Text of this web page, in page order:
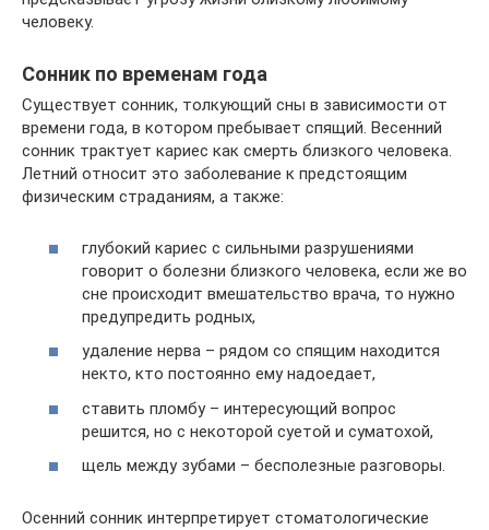
человеку.
Сонник по временам года
Существует сонник, толкующий сны в зависимости от
времени года, в котором пребывает спящий. Весенний
сонник трактует кариес как смерть близкого человека.
Летний относит это заболевание к предстоящим
физическим страданиям, а также:
глубокий кариес с сильными разрушениями
говорит о болезни близкого человека, если же во
сне происходит вмешательство врача, то нужно
предупредить родных,
удаление нерва – рядом со спящим находится
некто, кто постоянно ему надоедает,
ставить пломбу – интересующий вопрос
решится, но с некоторой суетой и суматохой,
щель между зубами – бесполезные разговоры.
Осенний сонник интерпретирует стоматологические